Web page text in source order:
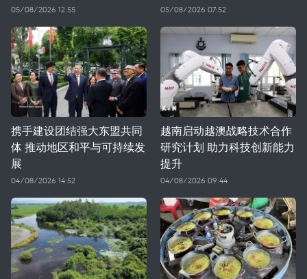
05/08/2026 12:55 05/08/2026 07:52
携手建设团结强大东盟共同
体 推动地区和平与可持续发
展
04/08/2026 14:52
越南启动越澳战略技术合作
研究计划 助力科技创新能力
提升
04/08/2026 09:44